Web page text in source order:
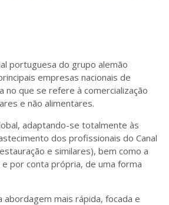
portuguesa do grupo alemão
empresas nacionais de
no que se refere à comercialização
e não alimentares.
adaptando-se totalmente às
dos profissionais do Canal
e similares), bem como a
por conta própria, de uma forma
abordagem mais rápida, focada e